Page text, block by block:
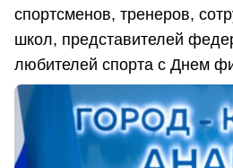
спортсменов, тренеров,
школ, представителей
любителей спорта с Днем